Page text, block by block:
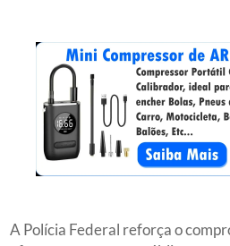
A Polícia Federal reforça o